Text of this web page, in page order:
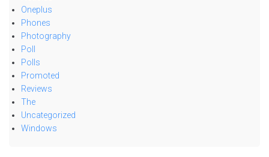
Oneplus
Phones
Photography
Poll
Polls
Promoted
Reviews
The
Uncategorized
Windows